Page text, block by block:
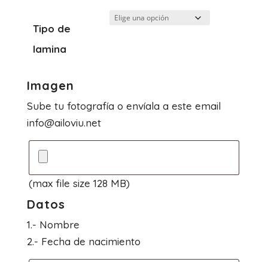
Tipo de
lamina
Imagen
Sube tu fotografía o envíala a este email
info@ailoviu.net
(max file size 128 MB)
Datos
1.- Nombre
2.- Fecha de nacimiento